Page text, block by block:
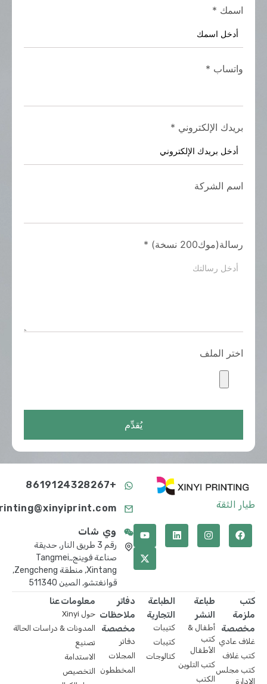
اسمك *
واتساب *
بريدك الإلكتروني *
اسم الشركة
رسالة(موك200 نسخة) *
اختر الملف
يُقدِّم
طيار الثقة printing@xinyiprint.com
وي شات
رقم 3 طريق النار, حديقة
صناعة فوينج,Tangmei,
Xintang, منطقة Zengcheng,
قوانغتشو, الصين 511340
كتب
ملزمة
مخصصة
غلاف عادي
كتب غلاف
كتب مجلس
الإدارة
طباعة
النشر
أطفال &
كتب
الأطفال
كتب التلوين
الكتب
الطباعة
التجارية
كتيبات
كتيبات
كتالوجات
دفاتر
ملاحظات
مخصصة
دفاتر
المجلات
المخططون
معلومات عنا
حول Xinyi
المدونات & دراسات الحالة
تصنيع
الاستدامة
التخصيص